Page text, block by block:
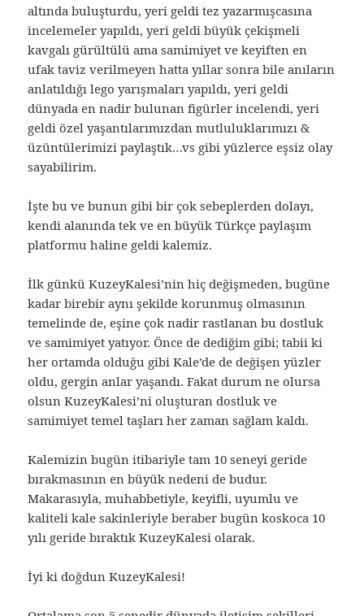
altında buluşturdu, yeri geldi tez yazarmışcasına
incelemeler yapıldı, yeri geldi büyük çekişmeli
kavgalı gürültülü ama samimiyet ve keyiften en
ufak taviz verilmeyen hatta yıllar sonra bile anıların
anlatıldığı lego yarışmaları yapıldı, yeri geldi
dünyada en nadir bulunan figürler incelendi, yeri
geldi özel yaşantılarımızdan mutluluklarımızı &
üzüntülerimizi paylaştık…vs gibi yüzlerce eşsiz olay
sayabilirim.
İşte bu ve bunun gibi bir çok sebeplerden dolayı,
kendi alanında tek ve en büyük Türkçe paylaşım
platformu haline geldi kalemiz.
İlk günkü KuzeyKalesi’nin hiç değişmeden, bugüne
kadar birebir aynı şekilde korunmuş olmasının
temelinde de, eşine çok nadir rastlanan bu dostluk
ve samimiyet yatıyor. Önce de dediğim gibi; tabii ki
her ortamda olduğu gibi Kale’de de değişen yüzler
oldu, gergin anlar yaşandı. Fakat durum ne olursa
olsun KuzeyKalesi’ni oluşturan dostluk ve
samimiyet temel taşları her zaman sağlam kaldı.
Kalemizin bugün itibariyle tam 10 seneyi geride
bırakmasının en büyük nedeni de budur.
Makarasıyla, muhabbetiyle, keyifli, uyumlu ve
kaliteli kale sakinleriyle beraber bugün koskoca 10
yılı geride bıraktık KuzeyKalesi olarak.
İyi ki doğdun KuzeyKalesi!